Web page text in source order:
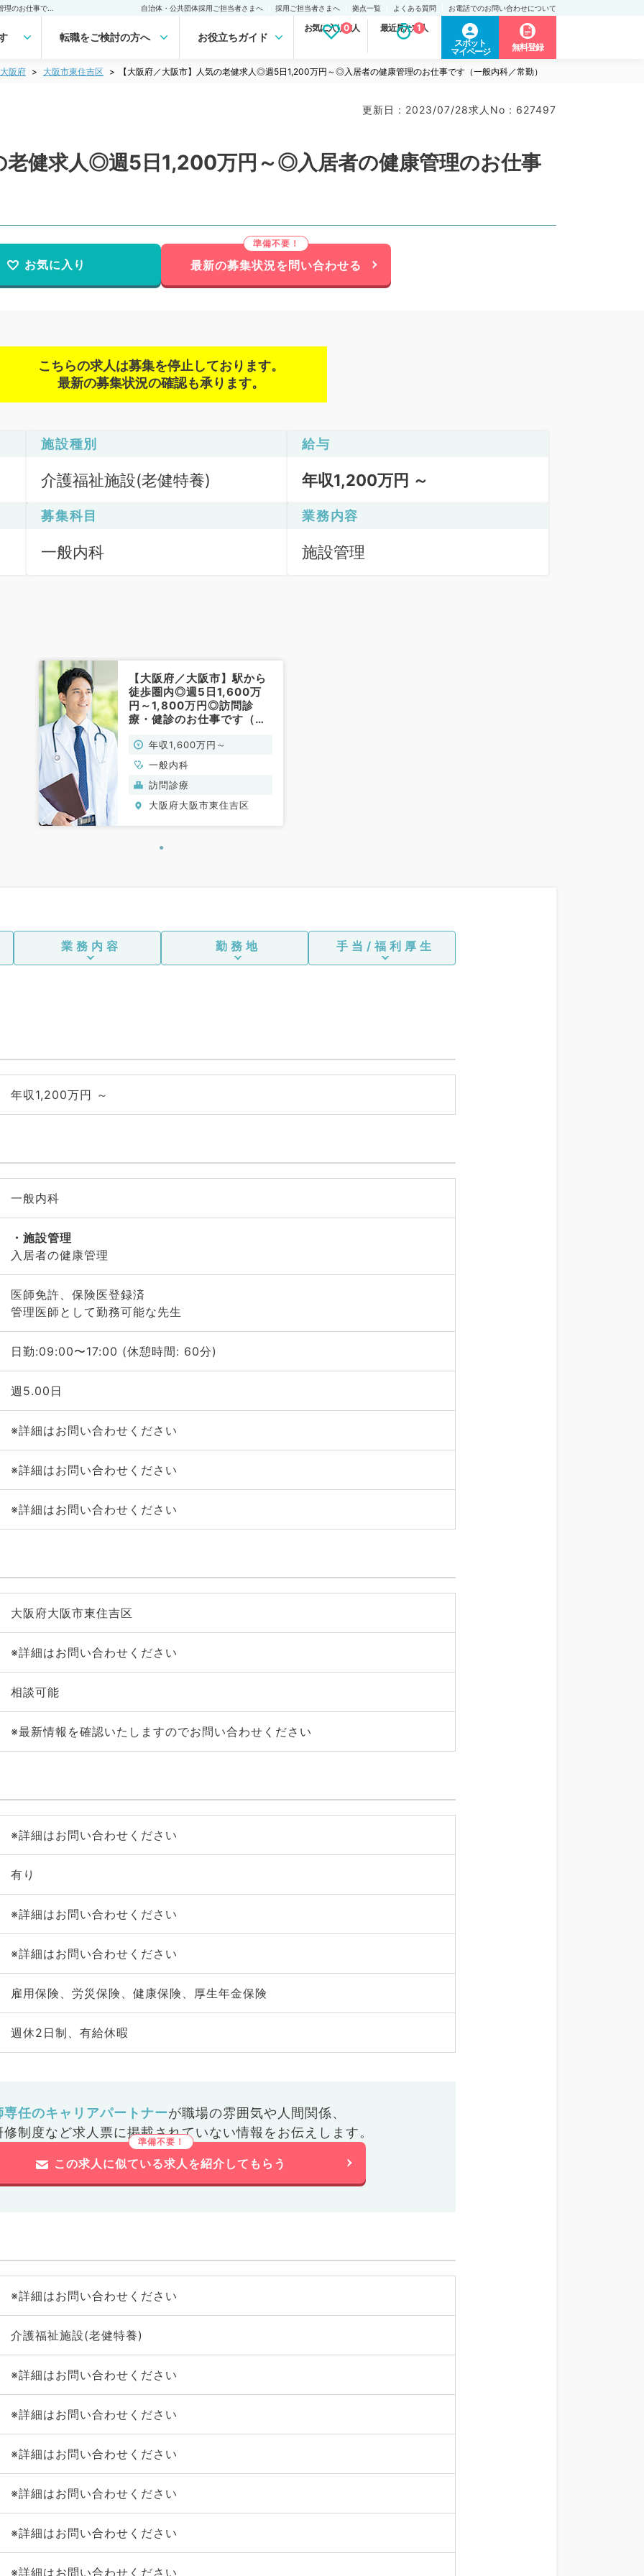
自治体・公共団体採用ご担当者さまへ 採用ご担当者さまへ 拠点一覧 よくある質問 お電話でのお問い合わせについて
転職をご検討の方へ お役立ちガイド
お気に入り求人
0 最近見た求人
1
スポット
マイページ
無料登録
大阪府 大阪市東住吉区 【大阪府／大阪市】人気の老健求人◎週5日1,200万円～◎入居者の健康管理のお仕事です（一般内科／常勤）
更新日 : 2023/07/28求人No : 627497
老健求人◎週5日1,200万円～◎入居者の健康管理のお仕事
お気に入り 最新の募集状況を問い合わせる
こちらの求人は募集を停止しております。
最新の募集状況の確認も承ります。
施設種別
介護福祉施設(老健特養)
給与
年収1,200万円 ～
募集科目
一般内科
業務内容
施設管理
【大阪府／大阪市】駅から
徒歩圏内◎週5日1,600万
円～1,800万円◎訪問診
療・健診のお仕事です（一
年収1,600万円～
一般内科
訪問診療
大阪府大阪市東住吉区
業務内容 勤務地 手当/福利厚生
年収1,200万円 ～
一般内科
施設管理
入居者の健康管理
医師免許、保険医登録済
管理医師として勤務可能な先生
日勤:09:00〜17:00 (休憩時間: 60分)
週5.00日
※詳細はお問い合わせください
※詳細はお問い合わせください
※詳細はお問い合わせください
大阪府大阪市東住吉区
※詳細はお問い合わせください
相談可能
※最新情報を確認いたしますのでお問い合わせください
※詳細はお問い合わせください
有り
※詳細はお問い合わせください
※詳細はお問い合わせください
雇用保険、労災保険、健康保険、厚生年金保険
週休2日制、有給休暇
専任のキャリアパートナーが職場の雰囲気や人間関係、
修制度など求人票に掲載されていない情報をお伝えします。
この求人に似ている求人を紹介してもらう
※詳細はお問い合わせください
介護福祉施設(老健特養)
※詳細はお問い合わせください
※詳細はお問い合わせください
※詳細はお問い合わせください
※詳細はお問い合わせください
※詳細はお問い合わせください
※詳細はお問い合わせください